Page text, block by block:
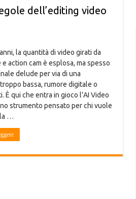
dell’editing video
la quantità di video girati da
action cam è esplosa, ma spesso
delude per via di una
bassa, rumore digitale o
È qui che entra in gioco l’AI Video
strumento pensato per chi vuole
…